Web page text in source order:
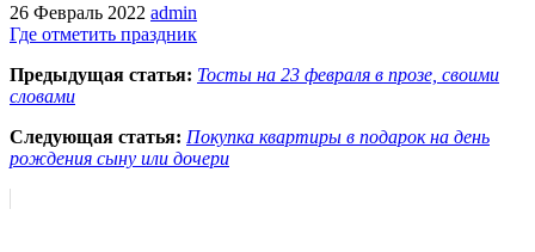
26 Февраль 2022 admin
Где отметить праздник
Предыдущая статья: Тосты на 23 февраля в прозе, своими
словами
Следующая статья: Покупка квартиры в подарок на день
рождения сыну или дочери